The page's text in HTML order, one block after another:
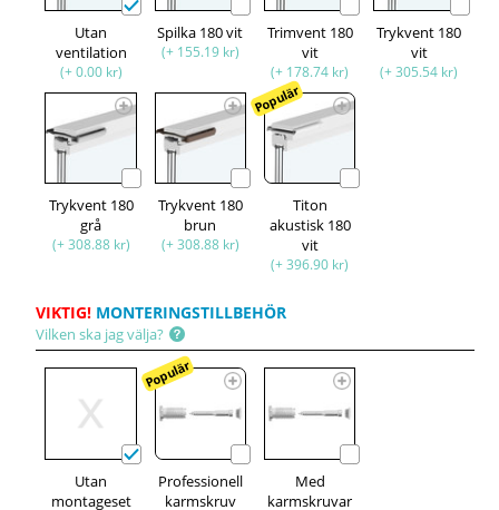
Utan
ventilation
(+ 0.00 kr)
Spilka 180 vit
(+ 155.19 kr)
Trimvent 180
vit
(+ 178.74 kr)
Trykvent 180
vit
(+ 305.54 kr)
Trykvent 180
grå
(+ 308.88 kr)
Trykvent 180
brun
(+ 308.88 kr)
Populär
Titon
akustisk 180
vit
(+ 396.90 kr)
VIKTIG! MONTERINGSTILLBEHÖR
Vilken ska jag välja?
Utan
montageset
Populär
Professionell
karmskruv
Med
karmskruvar